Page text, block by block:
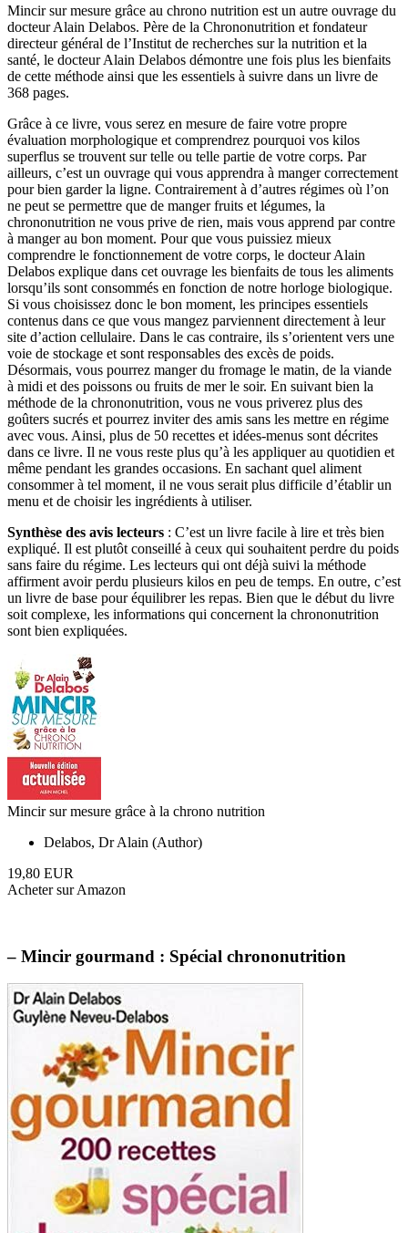
Mincir sur mesure grâce au chrono nutrition est un autre ouvrage du
docteur Alain Delabos. Père de la Chrononutrition et fondateur
directeur général de l’Institut de recherches sur la nutrition et la
santé, le docteur Alain Delabos démontre une fois plus les bienfaits
de cette méthode ainsi que les essentiels à suivre dans un livre de
368 pages.
Grâce à ce livre, vous serez en mesure de faire votre propre
évaluation morphologique et comprendrez pourquoi vos kilos
superflus se trouvent sur telle ou telle partie de votre corps. Par
ailleurs, c’est un ouvrage qui vous apprendra à manger correctement
pour bien garder la ligne. Contrairement à d’autres régimes où l’on
ne peut se permettre que de manger fruits et légumes, la
chrononutrition ne vous prive de rien, mais vous apprend par contre
à manger au bon moment. Pour que vous puissiez mieux
comprendre le fonctionnement de votre corps, le docteur Alain
Delabos explique dans cet ouvrage les bienfaits de tous les aliments
lorsqu’ils sont consommés en fonction de notre horloge biologique.
Si vous choisissez donc le bon moment, les principes essentiels
contenus dans ce que vous mangez parviennent directement à leur
site d’action cellulaire. Dans le cas contraire, ils s’orientent vers une
voie de stockage et sont responsables des excès de poids.
Désormais, vous pourrez manger du fromage le matin, de la viande
à midi et des poissons ou fruits de mer le soir. En suivant bien la
méthode de la chrononutrition, vous ne vous priverez plus des
goûters sucrés et pourrez inviter des amis sans les mettre en régime
avec vous. Ainsi, plus de 50 recettes et idées-menus sont décrites
dans ce livre. Il ne vous reste plus qu’à les appliquer au quotidien et
même pendant les grandes occasions. En sachant quel aliment
consommer à tel moment, il ne vous serait plus difficile d’établir un
menu et de choisir les ingrédients à utiliser.
Synthèse des avis lecteurs : C’est un livre facile à lire et très bien
expliqué. Il est plutôt conseillé à ceux qui souhaitent perdre du poids
sans faire du régime. Les lecteurs qui ont déjà suivi la méthode
affirment avoir perdu plusieurs kilos en peu de temps. En outre, c’est
un livre de base pour équilibrer les repas. Bien que le début du livre
soit complexe, les informations qui concernent la chrononutrition
sont bien expliquées.
Mincir sur mesure grâce à la chrono nutrition
Delabos, Dr Alain (Author)
19,80 EUR
Acheter sur Amazon
– Mincir gourmand : Spécial chrononutrition